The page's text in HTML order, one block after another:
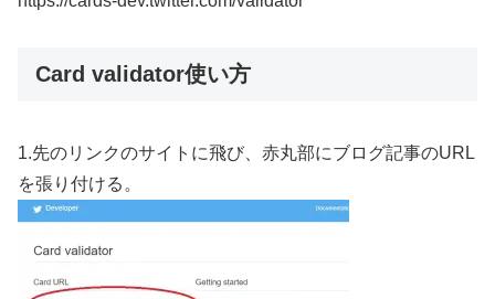
Card validator使い方
1.先のリンクのサイトに飛び、赤丸部にブログ記事のURL
を張り付ける。